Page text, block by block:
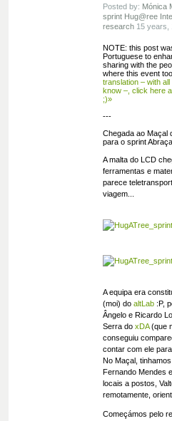
Posted by: Mónica
sprint Hug@ree
research15 years,
NOTE: this post
Portuguese to
sharing with the
where this event
translation – with
know –, click here
;)»
---
Chegada ao Maçal
para o sprint
A malta do LCD
ferramentas e
parece
viagem...
A equipa era
(moi) do altLab:P,
Ângelo e Ricardo
Serra do xDA(que
conseguiu
contar com ele
No Maçal,
Fernando Mendes
locais a postos,
remotamente,
Começámos pelo